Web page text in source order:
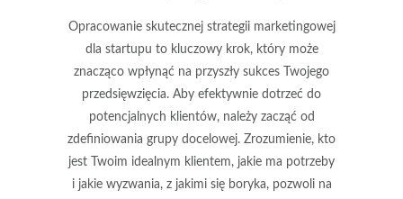
Opracowanie skutecznej strategii marketingowej
dla startupu to kluczowy krok, który może
znacząco wpłynąć na przyszły sukces Twojego
przedsięwzięcia. Aby efektywnie dotrzeć do
potencjalnych klientów, należy zacząć od
zdefiniowania grupy docelowej. Zrozumienie, kto
jest Twoim idealnym klientem, jakie ma potrzeby
i jakie wyzwania, z jakimi się boryka, pozwoli na